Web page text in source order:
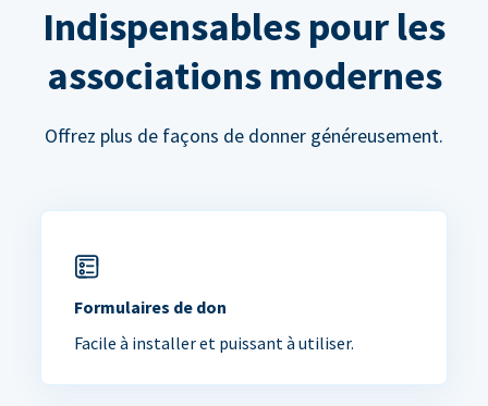
Indispensables pour les
associations modernes
Offrez plus de façons de donner généreusement.
Formulaires de don
Facile à installer et puissant à utiliser.